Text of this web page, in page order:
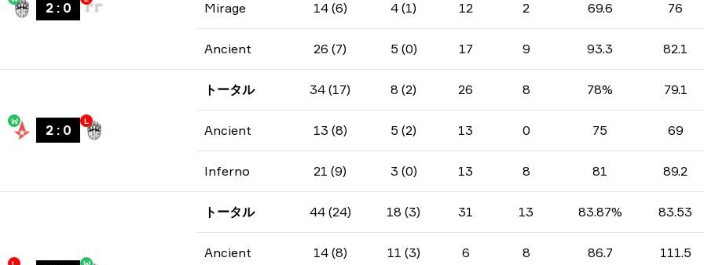
2: 0 Mirage 14 (6) 4 (1) 12 2 69.6 76
Ancient 26 (7) 5 (0) 17 9 93.3 82.1
W
2: 0
L
トータル 34 (17) 8 (2) 26 8 78% 79.1
Ancient 13 (8) 5 (2) 13 0 75 69
Inferno 21 (9) 3 (0) 13 8 81 89.2
トータル 44 (24) 18 (3) 31 13 83.87% 83.53
Ancient 14 (8) 11 (3) 6 8 86.7 111.5